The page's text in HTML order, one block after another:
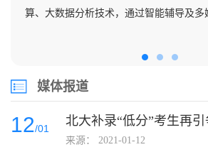
算、大数据分析技术，通过智能辅导及
一的教务管理途径，极大的提高了教师的
媒体报道
12/01
来源： 2021-01-12